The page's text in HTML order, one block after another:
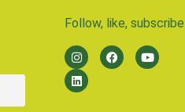
Follow, like, subscribe